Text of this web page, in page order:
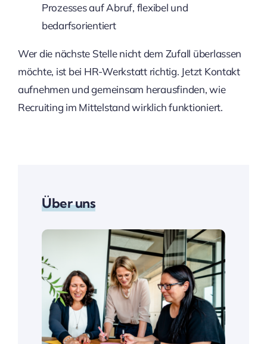
Prozesses auf Abruf, flexibel und
bedarfsorientiert
Wer die nächste Stelle nicht dem Zufall überlassen
möchte, ist bei HR-Werkstatt richtig. Jetzt Kontakt
aufnehmen und gemeinsam herausfinden, wie
Recruiting im Mittelstand wirklich funktioniert.
Über uns